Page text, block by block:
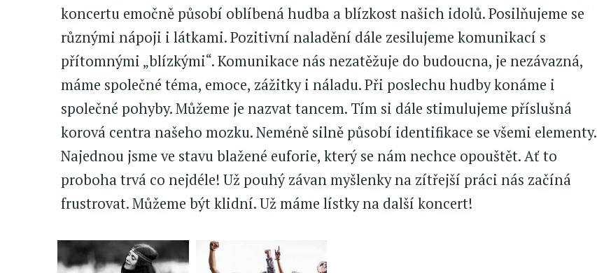
koncertu emočně působí oblíbená hudba a blízkost našich idolů. Posilňujeme se
různými nápoji i látkami. Pozitivní naladění dále zesilujeme komunikací s
přítomnými „blízkými“. Komunikace nás nezatěžuje do budoucna, je nezávazná,
máme společné téma, emoce, zážitky i náladu. Při poslechu hudby konáme i
společné pohyby. Můžeme je nazvat tancem. Tím si dále stimulujeme příslušná
korová centra našeho mozku. Neméně silně působí identifikace se všemi elementy.
Najednou jsme ve stavu blažené euforie, který se nám nechce opouštět. Ať to
proboha trvá co nejdéle! Už pouhý závan myšlenky na zítřejší práci nás začíná
frustrovat. Můžeme být klidní. Už máme lístky na další koncert!